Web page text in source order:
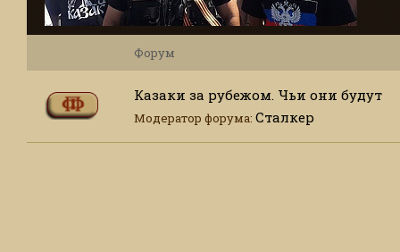
Форум
Казаки за рубежом. Чьи они будут
Модератор форума: Сталкер